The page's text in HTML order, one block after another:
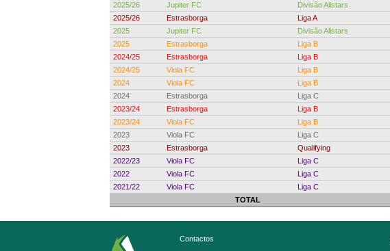
2025/26
Jupiter FC Divisão Allstars
2025/26
Estrasborga Liga A
2025
Jupiter FC Divisão Allstars
2025
Estrasborga Liga B
2024/25
Estrasborga Liga B
2024/25
Viola FC Liga B
2024
Viola FC Liga B
2024
Estrasborga Liga C
2023/24
Estrasborga Liga B
2023/24
Viola FC Liga B
2023
Viola FC Liga C
2023
Estrasborga Qualifying
2022/23
Viola FC Liga C
2022
Viola FC Liga C
2021/22
Viola FC Liga C
TOTAL
Contactos